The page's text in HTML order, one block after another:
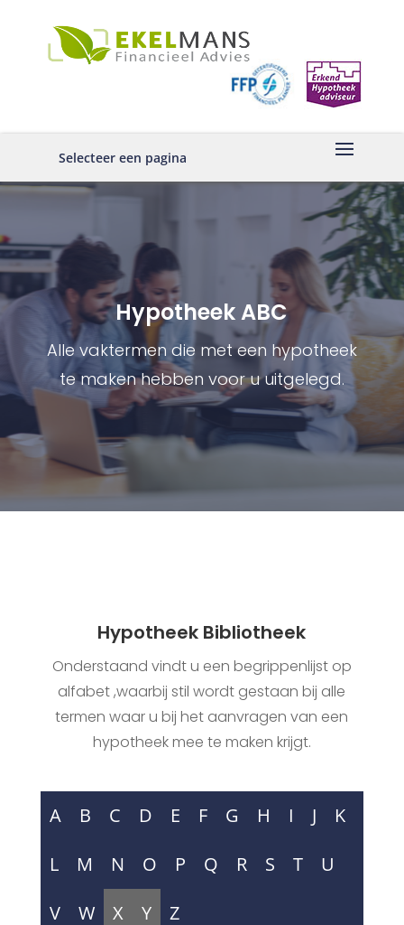
Selecteer een pagina
Hypotheek ABC
Alle vaktermen die met een hypotheek
te maken hebben voor u uitgelegd.
Hypotheek Bibliotheek
Onderstaand vindt u een begrippenlijst op
alfabet ,waarbij stil wordt gestaan bij alle
termen waar u bij het aanvragen van een
hypotheek mee te maken krijgt.
A B C D E F G H I J
K
L
M N O P Q R S T
U
V
W X Y Z